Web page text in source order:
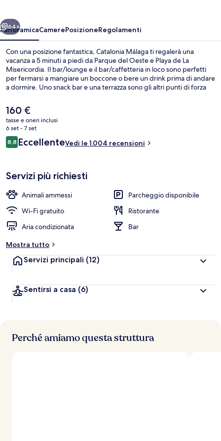
Avanti
64+
PanoramicaCamerePosizioneRegolamenti
Con una posizione fantastica, Catalonia Málaga ti regalerà una
vacanza a 5 minuti a piedi da Parque del Oeste e Playa de La
Misericordia. Il bar/lounge e il bar/caffetteria in loco sono perfetti
per fermarsi a mangiare un boccone o bere un drink prima di andare
a dormire. Uno snack bar e una terrazza sono gli altri punti di forza
gentile e la spiaggia del posto. Approfitta dei mezzi pubblici nelle
vicinanze: Stazione di La Luz - La Paz è a 13 min e Stazione di El Torcal
a 13 min a piedi.
Il
prezzo
attuale
è
160 €
160 €
tasse e oneri inclusi
6 set - 7 set
Recensioni
8,88,8 su 10
EccellenteVedi le 1.004 recensioni
Servizi più richiesti
Animali ammessi
Parcheggio disponibile
Wi-Fi gratuito
Ristorante
Aria condizionata
Bar
Mostra tutto
Servizi principali (12)
Sentirsi a casa (6)
Perché amiamo questa struttura